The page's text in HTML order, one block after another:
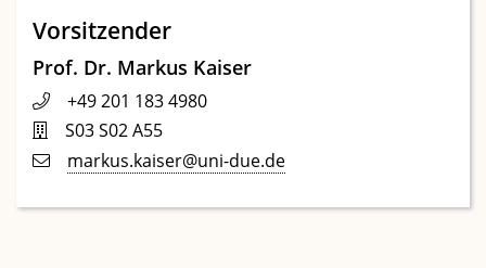
Vorsitzender
Prof. Dr. Markus Kaiser
+49 201 183 4980
S03 S02 A55
markus.kaiser@uni-due.de